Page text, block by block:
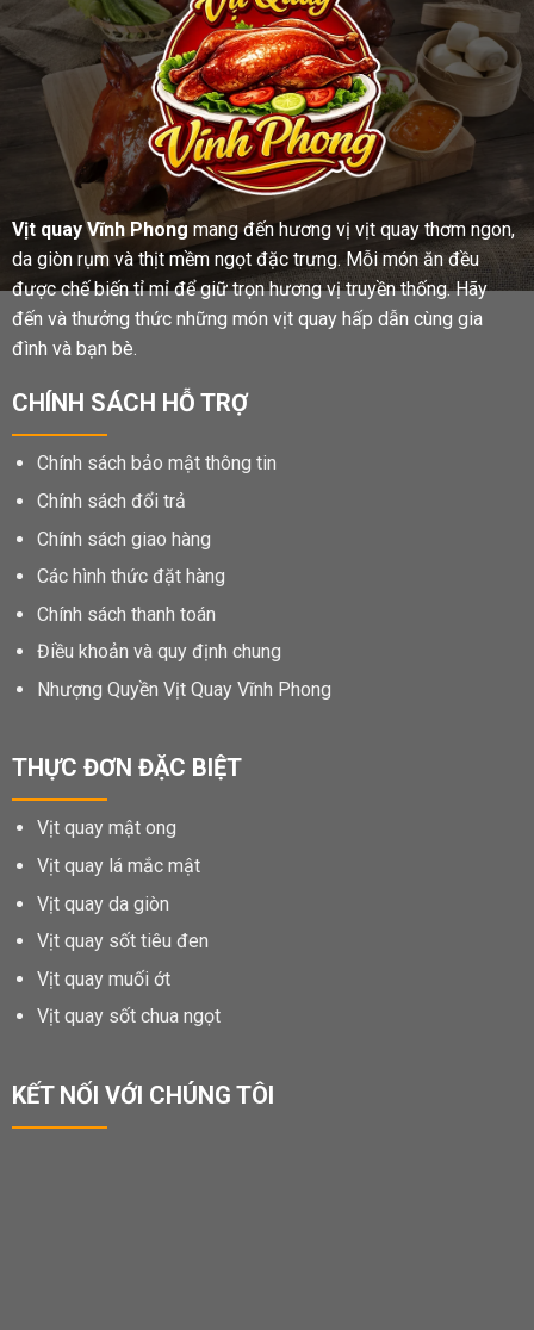
Vịt quay Vĩnh Phong mang đến hương vị vịt quay thơm ngon,
da giòn rụm và thịt mềm ngọt đặc trưng. Mỗi món ăn đều
được chế biến tỉ mỉ để giữ trọn hương vị truyền thống. Hãy
đến và thưởng thức những món vịt quay hấp dẫn cùng gia
đình và bạn bè.
CHÍNH SÁCH HỖ TRỢ
Chính sách bảo mật thông tin
Chính sách đổi trả
Chính sách giao hàng
Các hình thức đặt hàng
Chính sách thanh toán
Điều khoản và quy định chung
Nhượng Quyền Vịt Quay Vĩnh Phong
THỰC ĐƠN ĐẶC BIỆT
Vịt quay mật ong
Vịt quay lá mắc mật
Vịt quay da giòn
Vịt quay sốt tiêu đen
Vịt quay muối ớt
Vịt quay sốt chua ngọt
KẾT NỐI VỚI CHÚNG TÔI